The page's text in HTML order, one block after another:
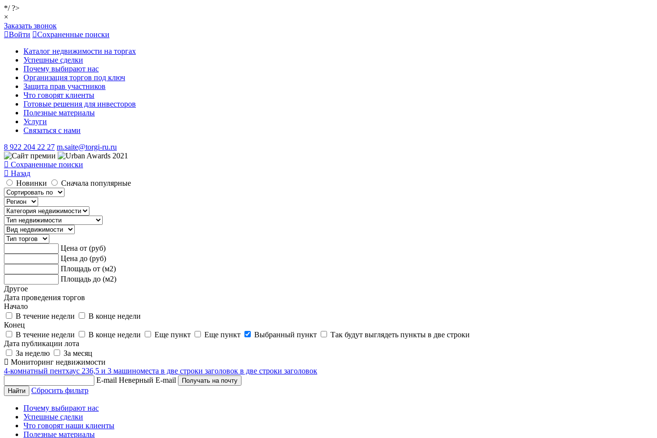
*/ ?>
×
Заказать звонок
Войти
Сохраненные поиски
Каталог недвижимости на торгах
Успешные сделки
Почему выбирают нас
Организация торгов под ключ
Защита прав участников
Что говорят клиенты
Готовые решения для инвесторов
Полезные материалы
Услуги
Связаться с нами
8 922 204 22 27 m.saite@torgi-ru.ru
Сохраненные поиски
Назад
Новинки
Сначала популярные
Цена от (руб)
Цена до (руб)
Площадь от (м2)
Площадь до (м2)
Другое
Дата проведения торгов
Начало
В течение недели
В конце недели
Конец
В течение недели
В конце недели Еще пункт Еще пункт Выбранный пункт
Так будут выглядеть пункты в две строки
Дата публикации лота
За неделю
За месяц
Мониторинг недвижимости
4-комнатный пентхаус 236,5 и 3 машиноместа в две строки заголовок в две строки заголовок
E-mail Неверный E-mail
Сбросить фильтр
Почему выбирают нас
Успешные сделки
Что говорят наши клиенты
Полезные материалы